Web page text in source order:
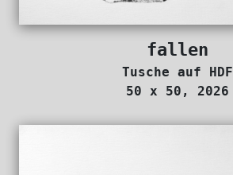
fallen
Tusche auf HDF
50 x 50, 2026